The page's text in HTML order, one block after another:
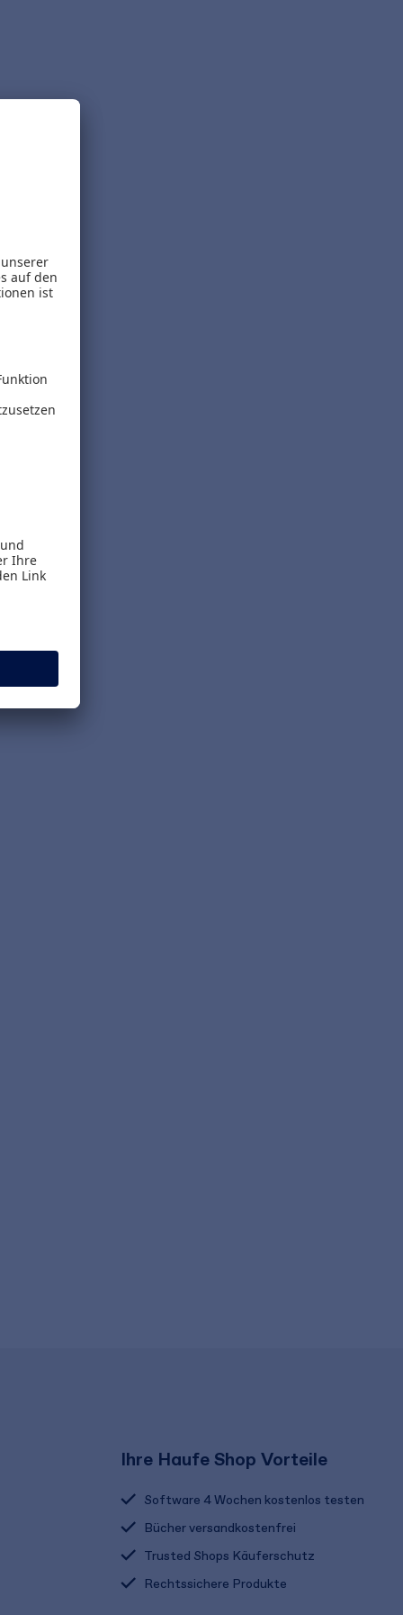
Ihre Haufe Shop Vorteile
Software 4 Wochen kostenlos testen
Bücher versandkostenfrei
Trusted Shops Käuferschutz
Rechtssichere Produkte